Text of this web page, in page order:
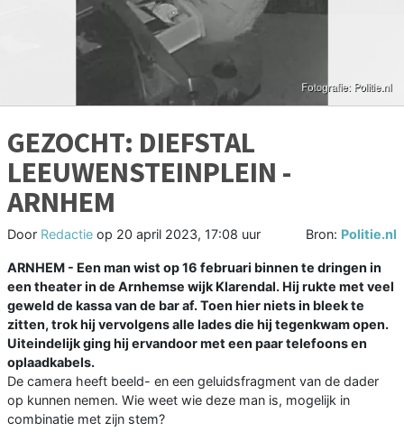
GEZOCHT: DIEFSTAL
LEEUWENSTEINPLEIN -
ARNHEM
Door Redactie op 20 april 2023, 17:08 uur Bron: Politie.nl
ARNHEM - Een man wist op 16 februari binnen te dringen in
een theater in de Arnhemse wijk Klarendal. Hij rukte met veel
geweld de kassa van de bar af. Toen hier niets in bleek te
zitten, trok hij vervolgens alle lades die hij tegenkwam open.
Uiteindelijk ging hij ervandoor met een paar telefoons en
oplaadkabels.
De camera heeft beeld- en een geluidsfragment van de dader
op kunnen nemen. Wie weet wie deze man is, mogelijk in
combinatie met zijn stem?